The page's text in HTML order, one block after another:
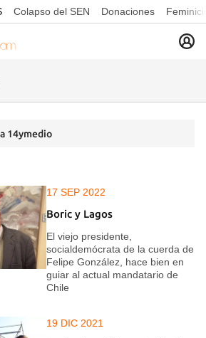
Colapso del SEN Donaciones
14ymedio
17 SEP 2022
Boric y Lagos
El viejo presidente,
socialdemócrata de la cuerda de
Felipe González, hace bien en
guiar al actual mandatario de
Chile
19 DIC 2021